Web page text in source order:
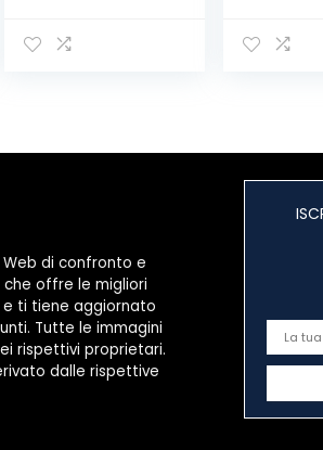
in Confezione
Confezione 1 °
(Cherry)
di confronto e
offre le migliori
ti tiene aggiornato
Tutte le immagini
rispettivi proprietari.
dalle rispettive